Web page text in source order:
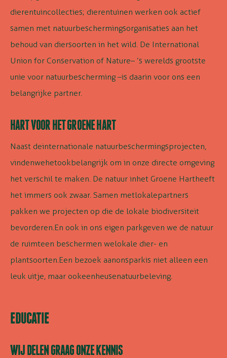
dierentuincollecties; dierentuinen werken ook actief
samen met natuurbeschermingsorganisaties aan het
behoud van diersoorten in het wild. De International
Union for Conservation of Nature– ’s werelds grootste
unie voor natuurbescherming –is daarin voor ons een
belangrijke partner.
HART VOOR HET GROENE HART
Naast deinternationale natuurbeschermingsprojecten,
vindenwehetookbelangrijk om in onze directe omgeving
het verschil te maken. De natuur inhet Groene Hartheeft
het immers ook zwaar. Samen metlokalepartners
pakken we projecten op die de lokale biodiversiteit
bevorderen.En ook in ons eigen parkgeven we de natuur
de ruimteen beschermen welokale dier- en
plantsoorten.Een bezoek aanonsparkis niet alleen een
leuk uitje, maar ookeenheusenatuurbeleving.
EDUCATIE
WIJ DELEN GRAAG ONZE KENNIS